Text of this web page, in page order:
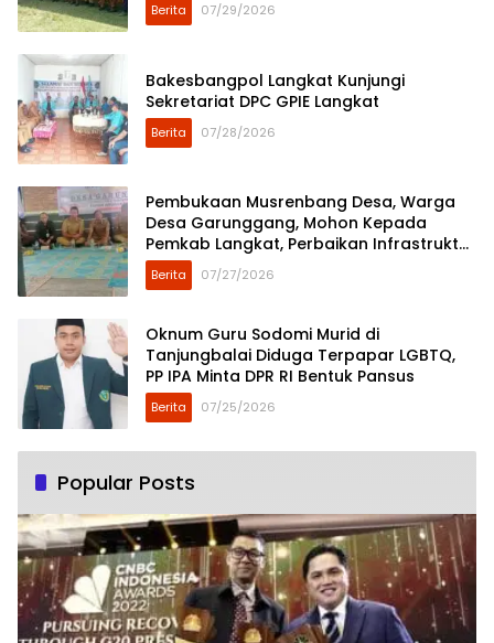
Berita 07/29/2026
Bakesbangpol Langkat Kunjungi
Sekretariat DPC GPIE Langkat
Berita 07/28/2026
Pembukaan Musrenbang Desa, Warga
Desa Garunggang, Mohon Kepada
Pemkab Langkat, Perbaikan Infrastruktur
di Dusun Mejuah-Juah
Berita 07/27/2026
Oknum Guru Sodomi Murid di
Tanjungbalai Diduga Terpapar LGBTQ,
PP IPA Minta DPR RI Bentuk Pansus
Berita 07/25/2026
Popular Posts